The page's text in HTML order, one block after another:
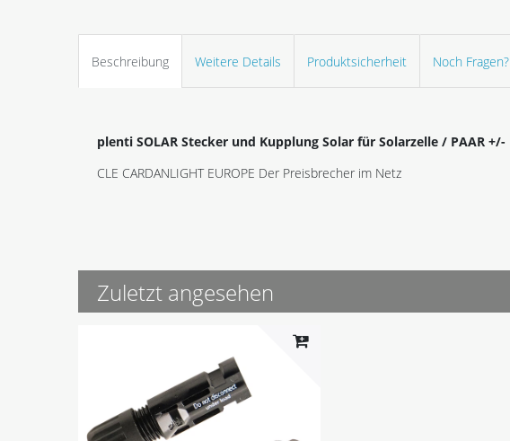
Beschreibung Weitere Details Produktsicherheit Noch Fragen?
plenti SOLAR Stecker und Kupplung Solar für Solarzelle / PAAR +/-
CLE CARDANLIGHT EUROPE Der Preisbrecher im Netz
Zuletzt angesehen